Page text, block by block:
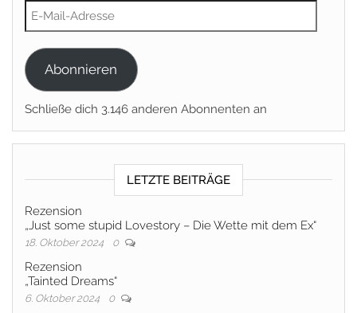
E-Mail-Adresse
Abonnieren
Schließe dich 3.146 anderen Abonnenten an
LETZTE BEITRÄGE
Rezension
„Just some stupid Lovestory – Die Wette mit dem Ex“
18. Oktober 2024 0
Rezension
„Tainted Dreams“
6. Oktober 2024 0